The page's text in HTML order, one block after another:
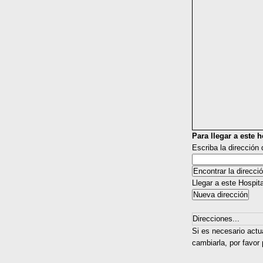
Para llegar a este
Escriba la dirección
Llegar a este
Direcciones...
Si es necesario
cambiarla, por favor